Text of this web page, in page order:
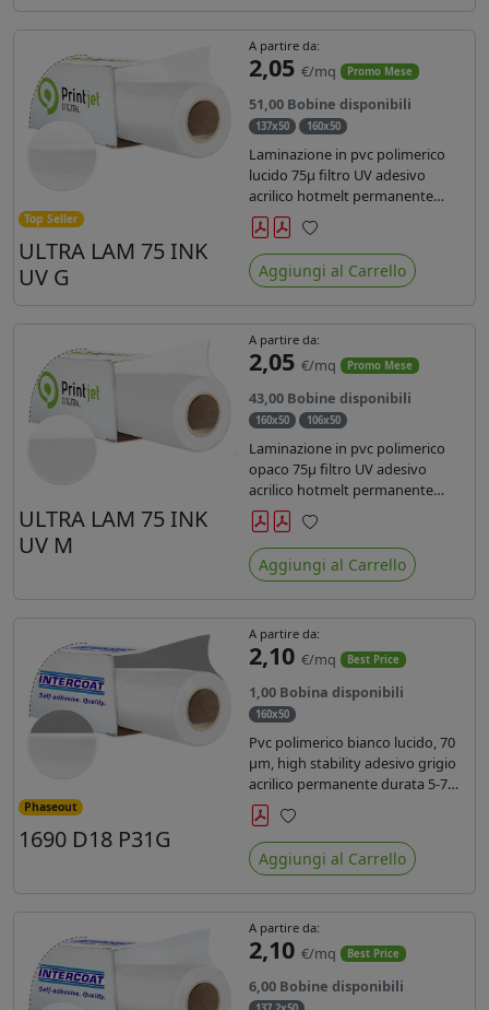
Top Seller
ULTRA LAM 75 INK
UV G
A partire da:
2,05 €/mq Promo Mese
51,00 Bobine disponibili
137x50 160x50
Laminazione in pvc polimerico
lucido 75µ filtro UV adesivo
acrilico hotmelt permanente
specifico per stampe con
inchiostri UV durata 7 anni indoor
e 5 outdoor. Dotato di certificato
ignifugo Bs1d0.
Preferiti
Aggiungi al Carrello
ULTRA LAM 75 INK
UV M
A partire da:
2,05 €/mq Promo Mese
43,00 Bobine disponibili
160x50 106x50
Laminazione in pvc polimerico
opaco 75µ filtro UV adesivo
acrilico hotmelt permanente
specifico per stampe con
inchiostri UV durata 7 anni indoor
e 5 outdoor. Dotato di certificato
ignifugo Bs1d0.
Preferiti
Aggiungi al Carrello
Phaseout
1690 D18 P31G
A partire da:
2,10 €/mq Best Price
1,00 Bobina disponibili
160x50
Pvc polimerico bianco lucido, 70
µm, high stability adesivo grigio
acrilico permanente durata 5-7
anni, per stampe con inchiostri
solvente, ecosolvente, UV e latex.
Preferiti
Aggiungi al Carrello
A partire da:
2,10 €/mq Best Price
6,00 Bobine disponibili